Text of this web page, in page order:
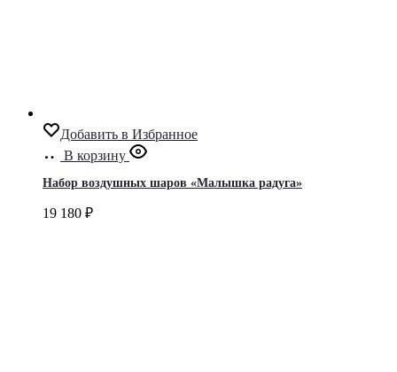
Добавить в Избранное
В корзину
Набор воздушных шаров «Малышка радуга»
19 180 ₽